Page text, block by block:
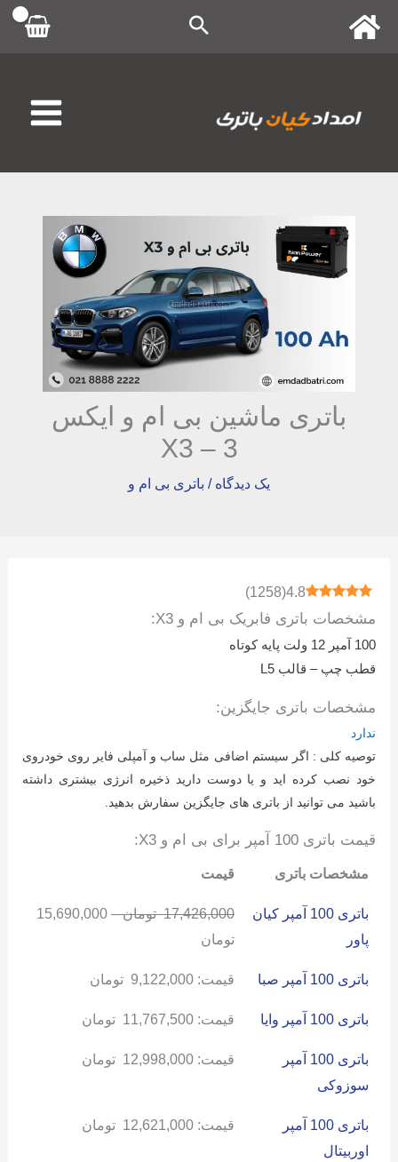
پرش
باتری ماشین بی ام و ایکس
3 – X3
یک دیدگاه / باتری بی ام و
4.8
(
1258
)
مشخصات باتری فابریک بی ام و X3:
100 آمپر 12 ولت پایه کوتاه
قطب چپ – قالب L5
مشخصات باتری جایگزین:
ندارد
توصیه کلی : اگر سیستم اضافی مثل ساب و آمپلی فایر روی خودروی
خود نصب کرده اید و یا دوست دارید ذخیره انرژی بیشتری داشته
باشید می توانید از باتری های جایگزین سفارش بدهید.
قیمت باتری 100 آمپر برای بی ام و X3:
مشخصات باتری قیمت
باتری 100 آمپر کیان
پاور
17,426,000 تومان –
15,690,000
تومان
باتری 100 آمپر صبا قیمت: 9,122,000 تومان
باتری 100 آمپر وایا قیمت: 11,767,500 تومان
باتری 100 آمپر
سوزوکی
قیمت: 12,998,000 تومان
باتری 100 آمپر
اوربیتال
قیمت: 12,621,000 تومان